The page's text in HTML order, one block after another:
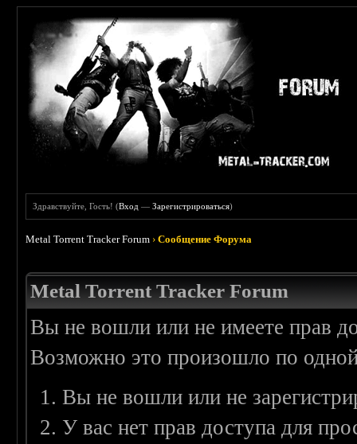
Здравствуйте, Гость! (Вход —Зарегистрироваться)
Metal Torrent Tracker Forum ›Сообщение Форума
Metal Torrent Tracker Forum
Вы не вошли или не имеете прав
Возможно это произошло по
Вы не вошли или не
У вас нет прав доступа для